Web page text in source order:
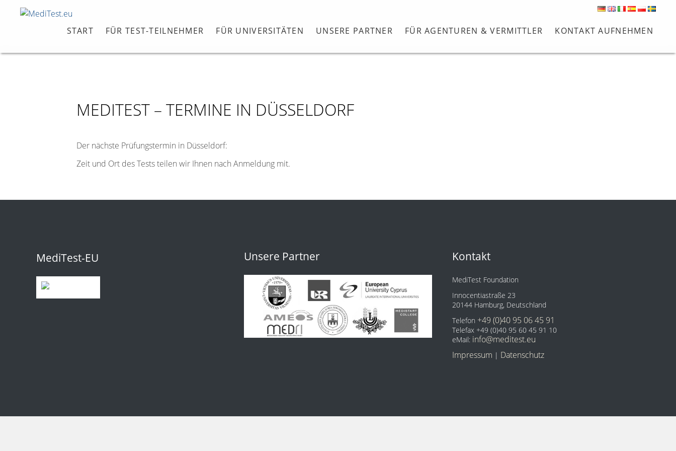
START FÜR TEST-TEILNEHMER FÜR UNIVERSITÄTEN UNSERE PARTNER FÜR AGENTUREN & VERMITTLER KONTAKT AUFNEHMEN
MEDITEST – TERMINE IN DÜSSELDORF
Der nächste Prüfungstermin in Düsseldorf:
Zeit und Ort des Tests teilen wir Ihnen nach Anmeldung mit.
MediTest-EU Unsere Partner Kontakt
MediTest Foundation
Innocentiastraße 23
20144 Hamburg, Deutschland
Telefon +49 (0)40 95 06 45 91
Telefax +49 (0)40 95 60 45 91 10
eMail: info@meditest.eu
Impressum | Datenschutz